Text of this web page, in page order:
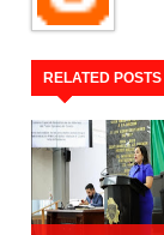
RELATED POSTS